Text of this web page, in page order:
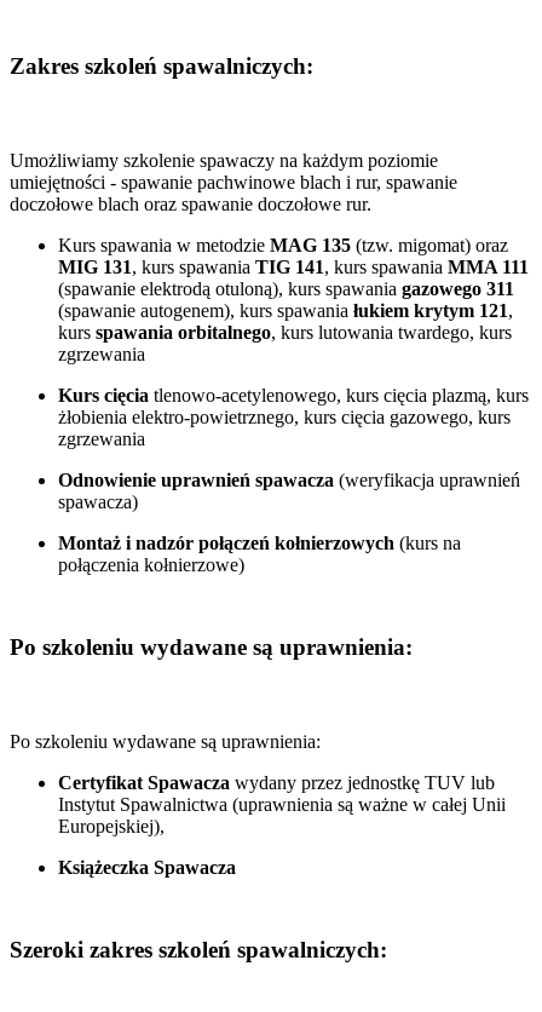
Zakres szkoleń spawalniczych:
Umożliwiamy szkolenie spawaczy na każdym poziomie
umiejętności - spawanie pachwinowe blach i rur, spawanie
doczołowe blach oraz spawanie doczołowe rur.
Kurs spawania w metodzie MAG 135 (tzw. migomat) oraz
MIG 131, kurs spawania TIG 141, kurs spawania MMA 111
(spawanie elektrodą otuloną), kurs spawania gazowego 311
(spawanie autogenem), kurs spawania łukiem krytym 121,
kurs spawania orbitalnego, kurs lutowania twardego, kurs
zgrzewania
Kurs cięcia tlenowo-acetylenowego, kurs cięcia plazmą, kurs
żłobienia elektro-powietrznego, kurs cięcia gazowego, kurs
zgrzewania
Odnowienie uprawnień spawacza (weryfikacja uprawnień
spawacza)
Montaż i nadzór połączeń kołnierzowych (kurs na
połączenia kołnierzowe)
Po szkoleniu wydawane są uprawnienia:
Po szkoleniu wydawane są uprawnienia:
Certyfikat Spawacza wydany przez jednostkę TUV lub
Instytut Spawalnictwa (uprawnienia są ważne w całej Unii
Europejskiej),
Książeczka Spawacza
Szeroki zakres szkoleń spawalniczych: